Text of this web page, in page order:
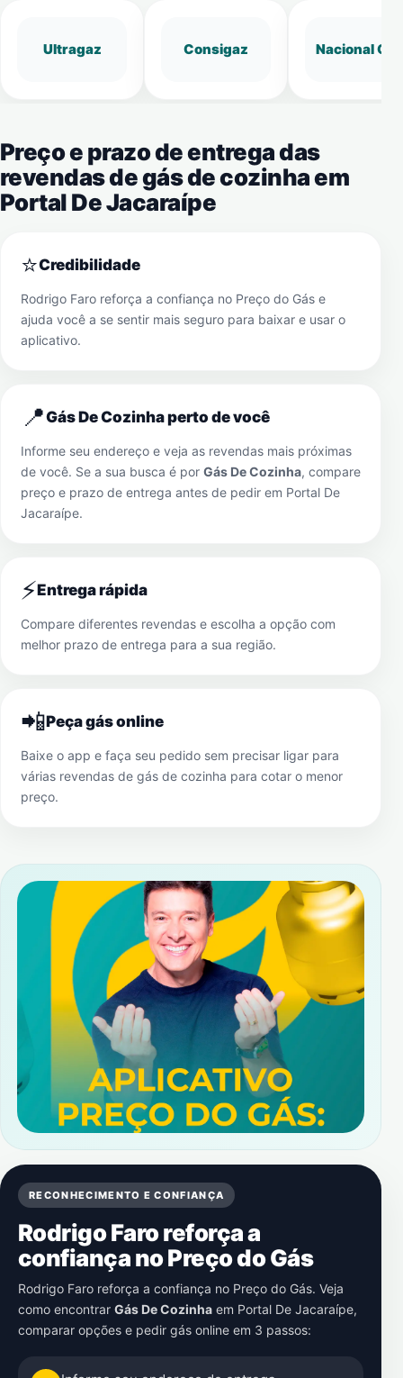
Ultragaz Consigaz Nacional Gás
Preço e prazo de entrega das
revendas de gás de cozinha em
Portal De Jacaraípe
⭐Credibilidade
Rodrigo Faro reforça a confiança no Preço do Gás e
ajuda você a se sentir mais seguro para baixar e usar o
aplicativo.
📍Gás De Cozinha perto de você
Informe seu endereço e veja as revendas mais próximas
de você. Se a sua busca é por Gás De Cozinha, compare
preço e prazo de entrega antes de pedir em Portal De
Jacaraípe.
⚡Entrega rápida
Compare diferentes revendas e escolha a opção com
melhor prazo de entrega para a sua região.
📲Peça gás online
Baixe o app e faça seu pedido sem precisar ligar para
várias revendas de gás de cozinha para cotar o menor
preço.
RECONHECIMENTO E CONFIANÇA
Rodrigo Faro reforça a
confiança no Preço do Gás
Rodrigo Faro reforça a confiança no Preço do Gás. Veja
como encontrar Gás De Cozinha em Portal De Jacaraípe,
comparar opções e pedir gás online em 3 passos: